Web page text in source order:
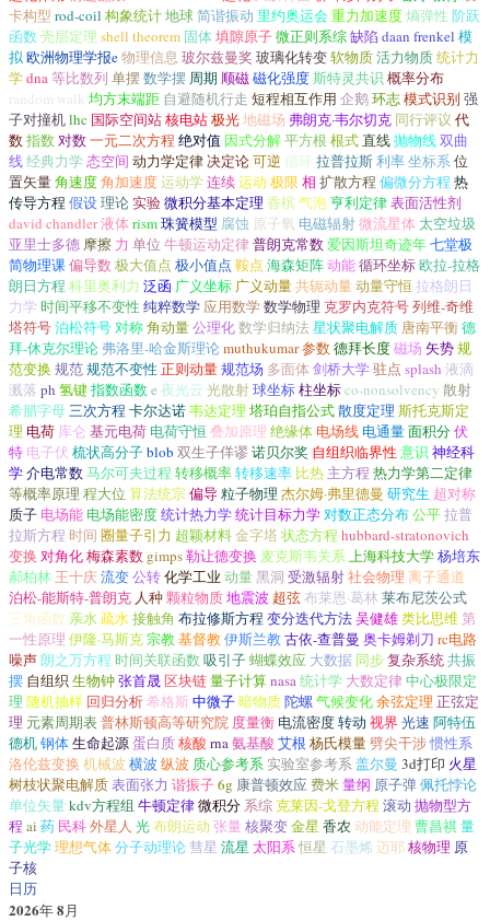
卡构型 rod-coil 构象统计地球简谐振动 里约奥运会 重力加速度熵弹性 阶跃
函数 壳层定理 shell theorem 固体填隙原子微正则系综缺陷daan frenkel 模
拟欧洲物理学报e物理信息 玻尔兹曼奖 玻璃化转变软物质活力物质统计力
学dna等比数列 单摆数学摆 周期 顺磁磁化强度斯特灵共识 概率分布
random walk 均方末端距 自避随机行走 短程相互作用 企鹅环志模式识别 强
子对撞机lhc 国际空间站核电站极光地磁场 弗朗克·韦尔切克 同行评议 代
数指数对数一元二次方程 绝对值 因式分解平方根 根式直线抛物线双曲
线经典力学态空间 动力学定律决定论可逆 循环 拉普拉斯利率坐标系位
置矢量角速度角加速度运动学连续运动 极限 相 扩散方程 偏微分方程 热
传导方程 假设理论实验微积分基本定理 香槟气泡亨利定律表面活性剂
david chandler液体 rism珠簧模型 腐蚀 原子氧 电磁辐射微流星体 太空垃圾
亚里士多德 摩擦 力 单位 牛顿运动定律普朗克常数爱因斯坦奇迹年七堂极
简物理课偏导数 极大值点 极小值点 鞍点 海森矩阵动能循环坐标欧拉-拉格
朗日方程 科里奥利力 泛函 广义坐标 广义动量共轭动量动量守恒 拉格朗日
力学 时间平移不变性 纯粹数学 应用数学数学物理 克罗内克符号列维-奇维
塔符号泊松符号对称角动量公理化数学归纳法星状聚电解质 唐南平衡德
拜-休克尔理论 弗洛里-哈金斯理论muthukumar 参数德拜长度磁场 矢势规
范变换 规范规范不变性 正则动量规范场 多面体 剑桥大学驻点 splash 液滴
溅落 ph 氢键指数函数e 夜光云 光散射球坐标柱坐标co-nonsolvency 散射
希腊字母三次方程 卡尔达诺韦达定理 塔珀自指公式散度定理 斯托克斯定
理 电荷 库仑 基元电荷 电荷守恒 叠加原理 绝缘体 电场线 电通量面积分伏
特 电子伏 梳状高分子blob 双生子佯谬 诺贝尔奖 自组织临界性 意识 神经科
学介电常数马尔可夫过程 转移概率转移速率 比热 主方程 热力学第二定律
等概率原理 程大位 算法统宗偏导粒子物理 杰尔姆·弗里德曼 研究生 超对称
质子 电场能 电场能密度统计热力学统计目标力学对数正态分布公平拉普
拉斯方程 时间 圈量子引力 超颖材料金字塔状态方程 hubbard-stratonovich
变换 对角化梅森素数 gimps勒让德变换 麦克斯韦关系上海科技大学杨培东
郝柏林 王十庆流变公转化学工业 动量黑洞 受激辐射社会物理 离子通道
泊松-能斯特-普朗克 人种颗粒物质地震波 超弦布莱恩·葛林 莱布尼茨公式
三角函数 亲水疏水接触角 布拉修斯方程 变分迭代方法吴健雄类比思维 第
一性原理 伊隆·马斯克宗教基督教伊斯兰教古依-查普曼 奥卡姆剃刀 rc电路
噪声朗之万方程 时间关联函数 吸引子蝴蝶效应 大数据 同步复杂系统共振
摆 自组织 生物钟张首晟区块链量子计算nasa统计学 大数定律中心极限定
理 随机抽样 回归分析希格斯 中微子暗物质陀螺 气候变化余弦定理 正弦定
理 元素周期表普林斯顿高等研究院 度量衡 电流密度转动 视界 光速 阿特伍
德机钢体生命起源蛋白质核酸 rna氨基酸 艾根 杨氏模量劈尖干涉惯性系
洛伦兹变换 机械波 横波 纵波 质心参考系 实验室参考系盖尔曼 3d打印 火星
树枝状聚电解质表面张力 谐振子6g 康普顿效应 费米量纲 原子弹佩托悖论
单位矢量kdv方程组 牛顿定律微积分 系综克莱因-戈登方程 滚动 抛物型方
程 ai 药 民科外星人 光布朗运动 张量 核聚变金星 香农 动能定理 曹昌祺量
子光学理想气体分子动理论彗星 流星 太阳系恒星 石墨烯 迈耶核物理 原
子核
日历
2026年8月